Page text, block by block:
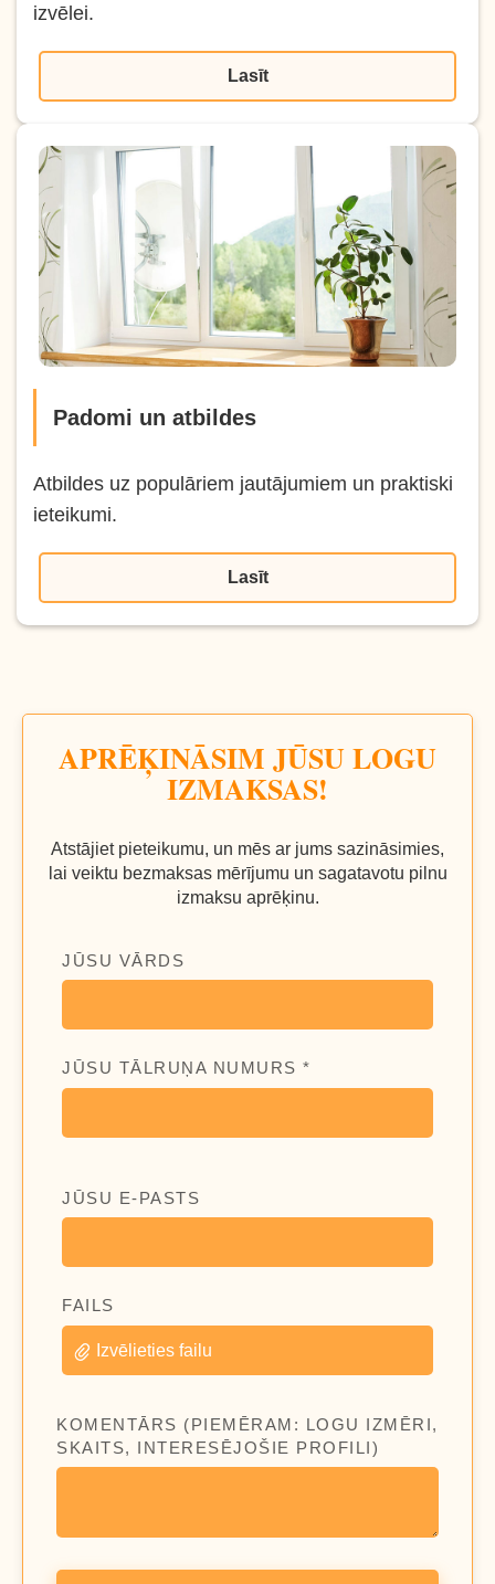
izvēlei.
Lasīt
Padomi un atbildes
Atbildes uz populāriem jautājumiem un praktiski
ieteikumi.
Lasīt
APRĒĶINĀSIM JŪSU LOGU
IZMAKSAS!
Atstājiet pieteikumu, un mēs ar jums sazināsimies,
lai veiktu bezmaksas mērījumu un sagatavotu pilnu
izmaksu aprēķinu.
JŪSU VĀRDS
JŪSU TĀLRUŅA NUMURS *
JŪSU E-PASTS
FAILS
Izvēlieties failu
KOMENTĀRS (PIEMĒRAM: LOGU IZMĒRI,
SKAITS, INTERESĒJOŠIE PROFILI)